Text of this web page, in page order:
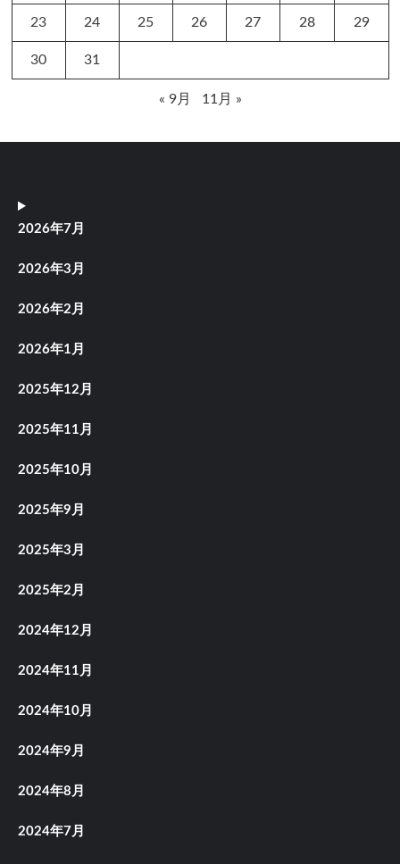
23 24 25 26 27 28 29
30 31
« 9月 11月 »
2026年7月
2026年3月
2026年2月
2026年1月
2025年12月
2025年11月
2025年10月
2025年9月
2025年3月
2025年2月
2024年12月
2024年11月
2024年10月
2024年9月
2024年8月
2024年7月